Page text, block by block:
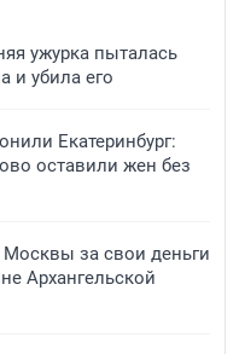
ужурка пыталась
и убила его
Екатеринбург:
оставили жен без
за свои деньги
Архангельской